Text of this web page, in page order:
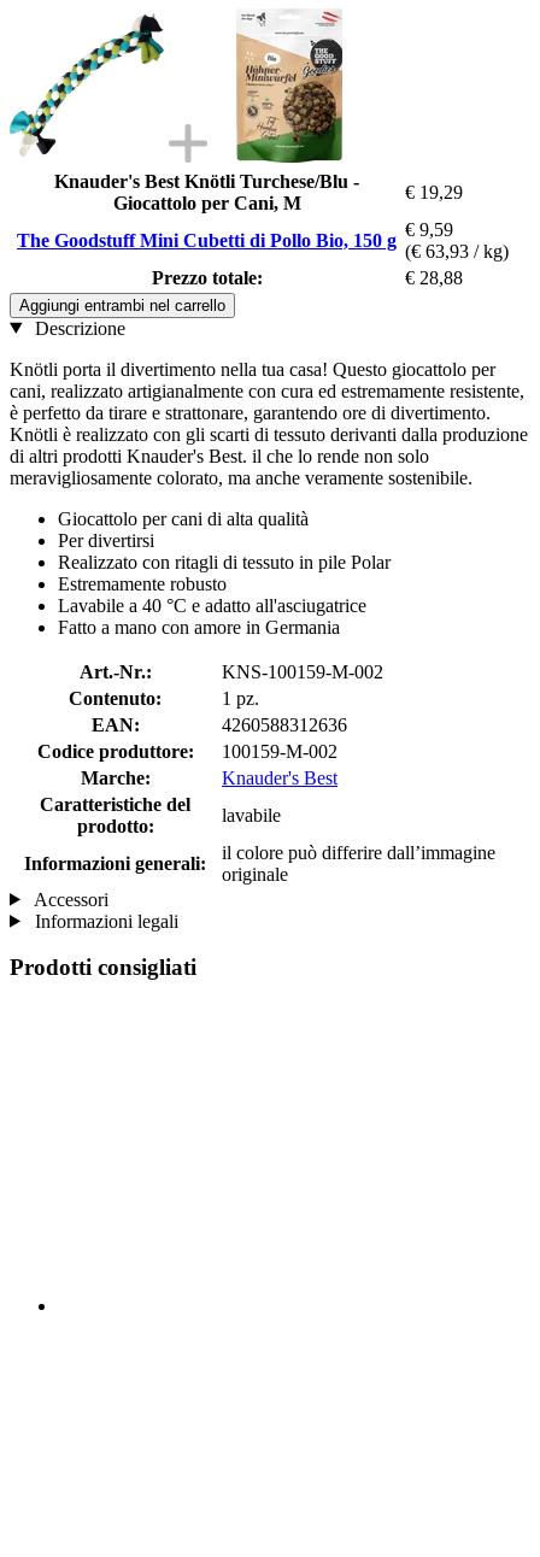
Knauder's Best Knötli Turchese/Blu -
Giocattolo per Cani, M
€ 19,29
The Goodstuff Mini Cubetti di Pollo Bio, 150 g
€ 9,59
(€ 63,93 / kg)
Prezzo totale:
€ 28,88
Aggiungi entrambi nel carrello
Descrizione
Knötli porta il divertimento nella tua casa! Questo giocattolo per
cani, realizzato artigianalmente con cura ed estremamente resistente,
è perfetto da tirare e strattonare, garantendo ore di divertimento.
Knötli è realizzato con gli scarti di tessuto derivanti dalla produzione
di altri prodotti Knauder's Best. il che lo rende non solo
meravigliosamente colorato, ma anche veramente sostenibile.
Giocattolo per cani di alta qualità
Per divertirsi
Realizzato con ritagli di tessuto in pile Polar
Estremamente robusto
Lavabile a 40 °C e adatto all'asciugatrice
Fatto a mano con amore in Germania
Art.-Nr.:
KNS-100159-M-002
Contenuto:
1 pz.
EAN:
4260588312636
Codice produttore:
100159-M-002
Marche:
Knauder's Best
Caratteristiche del
prodotto:
lavabile
Informazioni generali:
il colore può differire dall’immagine
originale
Accessori
Informazioni legali
Prodotti consigliati